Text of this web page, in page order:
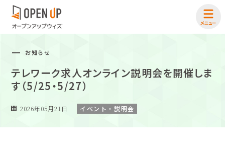
お知らせ
テレワーク求人オンライン説明会を開催しま
す（5/25・5/27）
2026年05月21日 イベント・説明会